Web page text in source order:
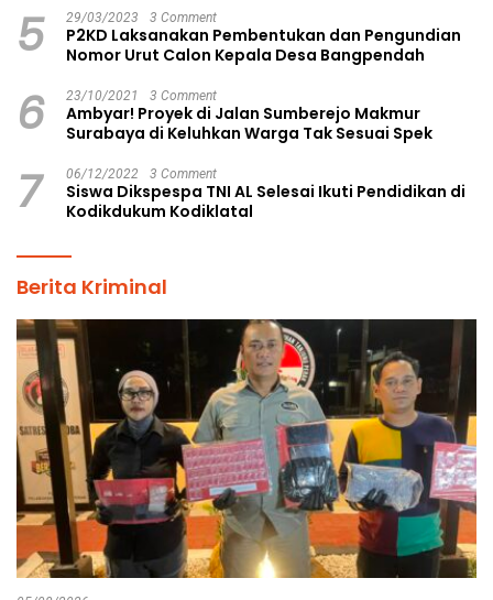
5 29/03/2023 3 Comment
P2KD Laksanakan Pembentukan dan Pengundian
Nomor Urut Calon Kepala Desa Bangpendah
6 23/10/2021 3 Comment
Ambyar! Proyek di Jalan Sumberejo Makmur
Surabaya di Keluhkan Warga Tak Sesuai Spek
7 06/12/2022 3 Comment
Siswa Dikspespa TNI AL Selesai Ikuti Pendidikan di
Kodikdukum Kodiklatal
Berita Kriminal